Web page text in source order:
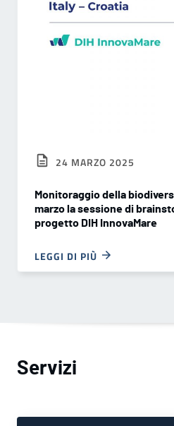
24 MARZO 2025
Monitoraggio della
marzo la sessione di
progetto DIH InnovaMare
LEGGI DI PIÙ
Servizi